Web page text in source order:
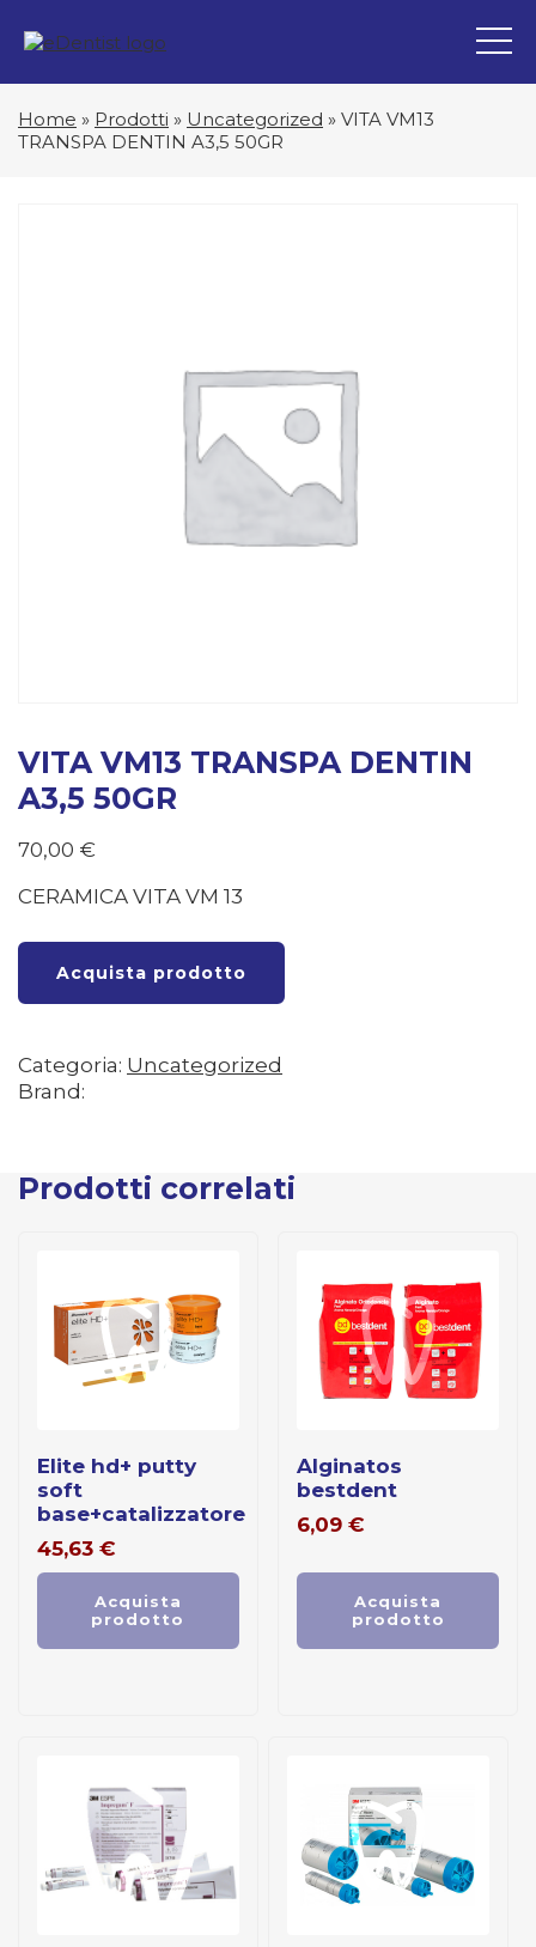
Home » Prodotti » Uncategorized » VITA VM13
TRANSPA DENTIN A3,5 50GR
VITA VM13 TRANSPA DENTIN
A3,5 50GR
70,00 €
CERAMICA VITA VM 13
Acquista prodotto
Categoria: Uncategorized
Brand:
Prodotti correlati
elite hd+ putty
soft
base+catalizzatore
45,63 €
Acquista
prodotto
alginatos
bestdent
6,09 €
Acquista
prodotto